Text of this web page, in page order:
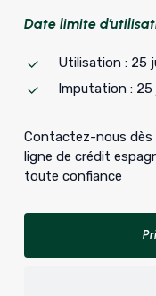
Date limite
Utilisation : 25
Imputation : 25
Contactez-nous
ligne de crédit
toute confiance